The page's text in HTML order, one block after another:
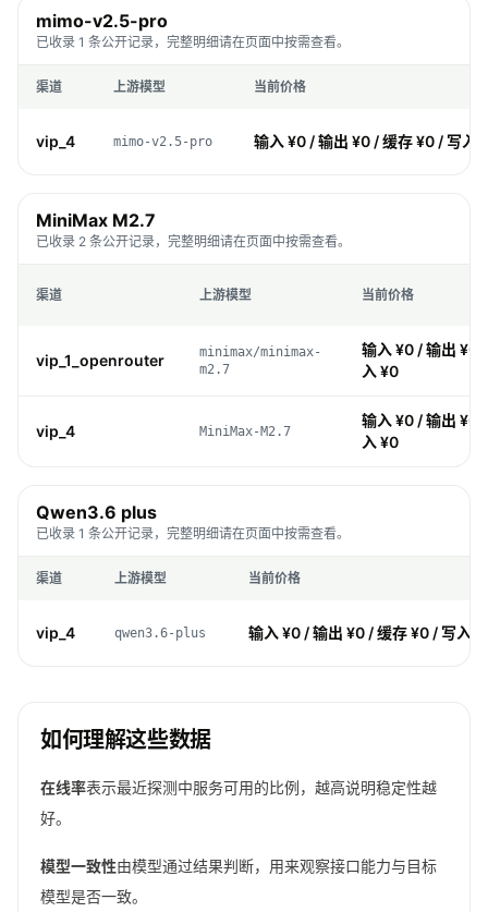
mimo-v2.5-pro
已收录 1 条公开记录，完整明细请在页面中按需查看。
渠道 上游模型 当前价格
vip_4 mimo-v2.5-pro 输入 ¥0 / 输出 ¥0 / 缓存 ¥0 / 写入
MiniMax M2.7
已收录 2 条公开记录，完整明细请在页面中按需查看。
渠道 上游模型 当前价格
vip_1_openrouter
minimax/minimax-
m2.7
输入 ¥0 / 输出 ¥0
入 ¥0
vip_4 MiniMax-M2.7
输入 ¥0 / 输出 ¥0
入 ¥0
Qwen3.6 plus
已收录 1 条公开记录，完整明细请在页面中按需查看。
渠道 上游模型 当前价格
vip_4 qwen3.6-plus 输入 ¥0 / 输出 ¥0 / 缓存 ¥0 / 写入
如何理解这些数据
在线率表示最近探测中服务可用的比例，越高说明稳定性越
好。
模型一致性由模型通过结果判断，用来观察接口能力与目标
模型是否一致。